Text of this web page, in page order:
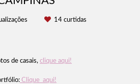
14curtidas
de casais, clique aqui!
Clique aqui!